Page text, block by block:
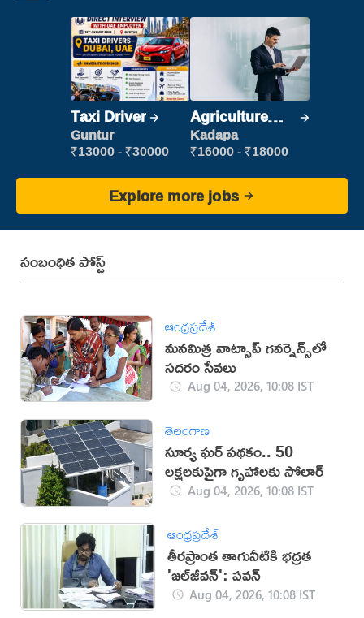
Taxi Driver
Guntur
₹13000 - ₹30000
Agriculture
Labour
Kadapa
₹16000 - ₹18000
Explore more jobs
సంబంధిత పోస్ట్
ఆంధ్రప్రదేశ్
మ‌న‌మిత్ర వాట్సాప్ గ‌వ‌ర్నెన్స్‌లో
స‌ద‌రం సేవ‌లు
Aug 04, 2026, 10:08 IST
తెలంగాణ
సూర్య ఘర్ పథకం.. 50
లక్షలకుపైగా గృహాలకు సోలార్
Aug 04, 2026, 10:08 IST
ఆంధ్రప్రదేశ్
తీరప్రాంత తాగునీటికి భద్రత
'జల్‌జీవన్': పవన్‌
Aug 04, 2026, 10:08 IST